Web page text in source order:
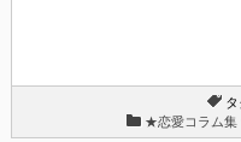
タ
★恋愛コラム集